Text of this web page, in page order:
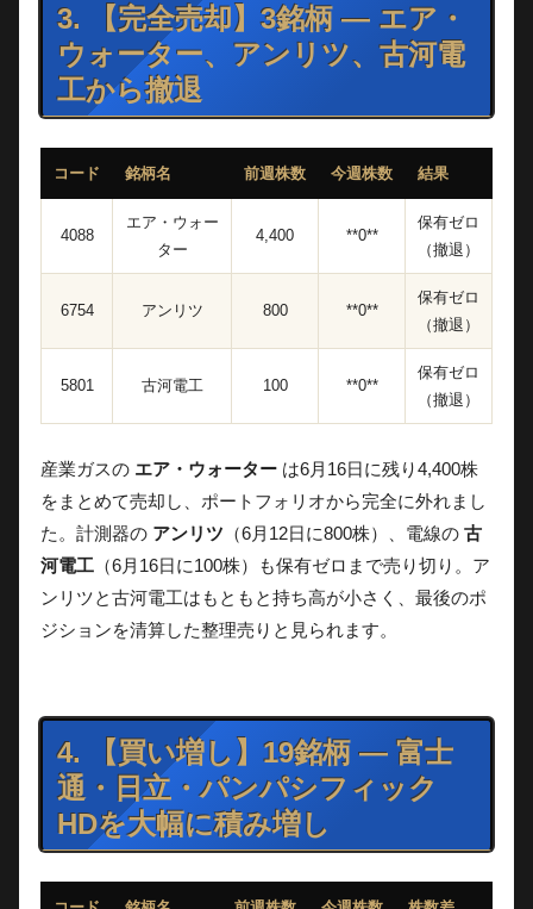
3. 【完全売却】3銘柄 — エア・
ウォーター、アンリツ、古河電
工から撤退
コード 銘柄名 前週株数 今週株数 結果
4088
エア・ウォー
ター
4,400 **0**
保有ゼロ
（撤退）
6754 アンリツ 800 **0**
保有ゼロ
（撤退）
5801 古河電工 100 **0**
保有ゼロ
（撤退）
産業ガスの エア・ウォーター は6月16日に残り4,400株
をまとめて売却し、ポートフォリオから完全に外れまし
た。計測器の アンリツ （6月12日に800株）、電線の 古
河電工 （6月16日に100株）も保有ゼロまで売り切り。ア
ンリツと古河電工はもともと持ち高が小さく、最後のポ
ジションを清算した整理売りと見られます。
4. 【買い増し】19銘柄 — 富士
通・日立・パンパシフィック
HDを大幅に積み増し